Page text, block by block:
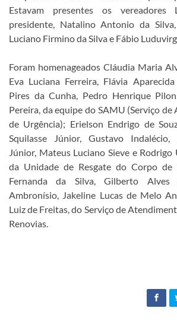
Estavam presentes os vereadores
presidente, Natalino Antonio da
Luciano Firmino da Silva e Fábio
Foram homenageados Cláudia Maria
Eva Luciana Ferreira, Flávia
Pires da Cunha, Pedro Henrique
Pereira, da equipe do SAMU (Serviço
de Urgência); Erielson Endrigo de
Squilasse Júnior, Gustavo Indalécio,
Júnior, Mateus Luciano Sieve e Rodrigo
da Unidade de Resgate do Corpo de
Fernanda da Silva, Gilberto Alves
Ambronísio, Jakeline Lucas de Melo
Luiz de Freitas, do Serviço de
Renovias.